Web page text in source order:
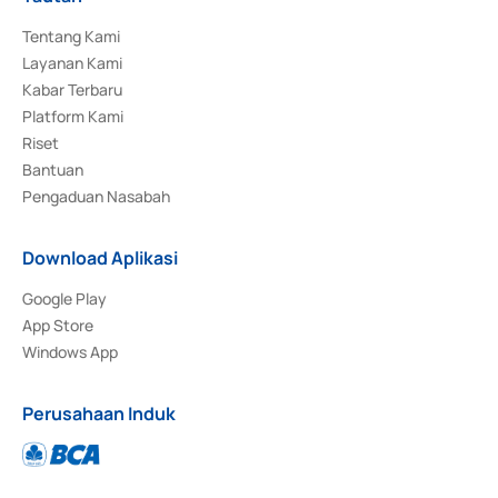
Tentang Kami
Layanan Kami
Kabar Terbaru
Platform Kami
Riset
Bantuan
Pengaduan Nasabah
Download Aplikasi
Google Play
App Store
Windows App
Perusahaan Induk